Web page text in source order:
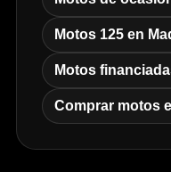
Motos 125 en
Motos
Comprar motos